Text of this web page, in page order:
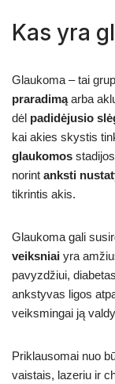
Kas yra
Glaukoma – tai
praradimąarba
dėl padidėjusio
kai akies skystis
glaukomos
norint anksti
tikrintis akis.
Glaukoma gali
veiksniai yra
pavyzdžiui,
ankstyvas ligos
veiksmingai ją
Priklausomai nuo
vaistais, lazeriu ir